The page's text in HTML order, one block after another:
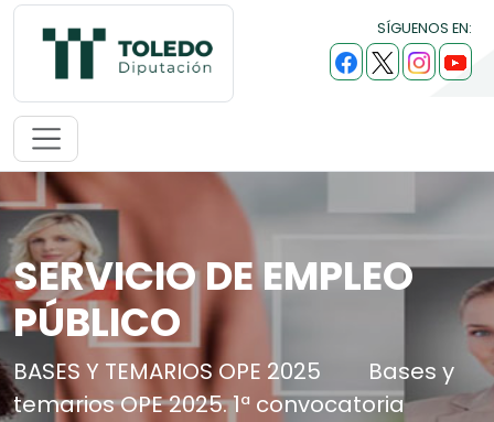
SÍGUENOS EN:
SERVICIO DE EMPLEO
PÚBLICO
BASES Y TEMARIOS OPE 2025
Bases y
temarios OPE 2025. 1ª convocatoria